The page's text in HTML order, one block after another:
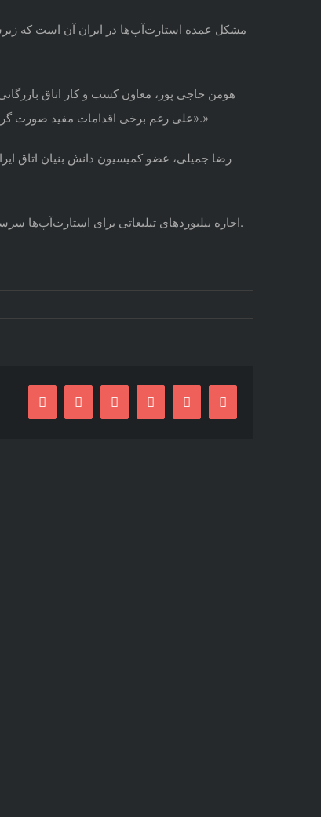
مشکل عمده استارت‌آپ‌ها در ایران آن است که
هومن حاجی پور، معاون کسب و کار اتاق
«علی رغم برخی اقدامات مفید صورت گرفته از سوی معاونت علمی ریاست جمهوری، مسئولان هنوز به یک نگاه مشترک و آینده‌نگر در ارتباط با فعالیت استارت آپ ها دست نیافته‌اند.»
رضا جمیلی، عضو کمیسیون دانش بنیان اتاق
اجاره بیلبوردهای تبلیغاتی برای استارت‌آپ‌ها سرسام‌آور است اما اگر کسی بخواهد این هزینه را هم پرداخت کند، چون برخی حرفه‌ها به رسمیت شناخته نشدند، امکان تبلیغات رسمی هم ندارد.
FacebookTwitterRedditLinkedInPinterestEmail